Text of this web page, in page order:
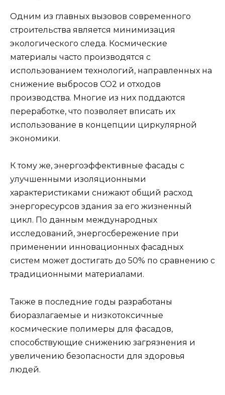
Одним из главных вызовов современного
строительства является минимизация
экологического следа. Космические
материалы часто производятся с
использованием технологий, направленных на
снижение выбросов CO2 и отходов
производства. Многие из них поддаются
переработке, что позволяет вписать их
использование в концепции циркулярной
экономики.
К тому же, энергоэффективные фасады с
улучшенными изоляционными
характеристиками снижают общий расход
энергоресурсов здания за его жизненный
цикл. По данным международных
исследований, энергосбережение при
применении инновационных фасадных
систем может достигать до 50% по сравнению с
традиционными материалами.
Также в последние годы разработаны
биоразлагаемые и низкотоксичные
космические полимеры для фасадов,
способствующие снижению загрязнения и
увеличению безопасности для здоровья
людей.